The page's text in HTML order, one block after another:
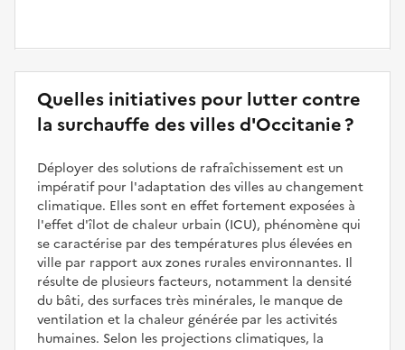
Quelles initiatives pour lutter contre
la surchauffe des villes d'Occitanie ?
Déployer des solutions de rafraîchissement est un
impératif pour l'adaptation des villes au changement
climatique. Elles sont en effet fortement exposées à
l'effet d'îlot de chaleur urbain (ICU), phénomène qui
se caractérise par des températures plus élevées en
ville par rapport aux zones rurales environnantes. Il
résulte de plusieurs facteurs, notamment la densité
du bâti, des surfaces très minérales, le manque de
ventilation et la chaleur générée par les activités
humaines. Selon les projections climatiques, la